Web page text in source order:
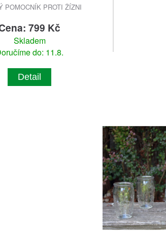
POMOCNÍK PROTI ŽÍZNI
799 Kč
Skladem
do: 11.8.
Detail